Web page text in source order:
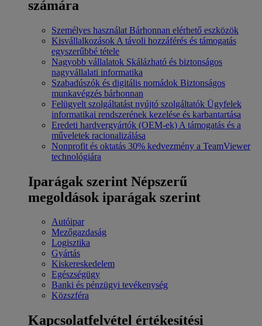
számára
Személyes használat Bárhonnan elérhető eszközök
Kisvállalkozások A távoli hozzáférés és támogatás
egyszerűbbé tétele
Nagyobb vállalatok Skálázható és biztonságos
nagyvállalati informatika
Szabadúszók és digitális nomádok Biztonságos
munkavégzés bárhonnan
Felügyelt szolgáltatást nyújtó szolgáltatók Ügyfelek
informatikai rendszerének kezelése és karbantartása
Eredeti hardvergyártók (OEM-ek) A támogatás és a
műveletek racionalizálása
Nonprofit és oktatás 30% kedvezmény a TeamViewer
technológiára
Iparágak szerint Népszerű
megoldások iparágak szerint
Autóipar
Mezőgazdaság
Logisztika
Gyártás
Kiskereskedelem
Egészségügy
Banki és pénzügyi tevékenység
Közszféra
Kapcsolatfelvétel értékesítési